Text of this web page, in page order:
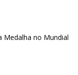
Medalha no Mundial